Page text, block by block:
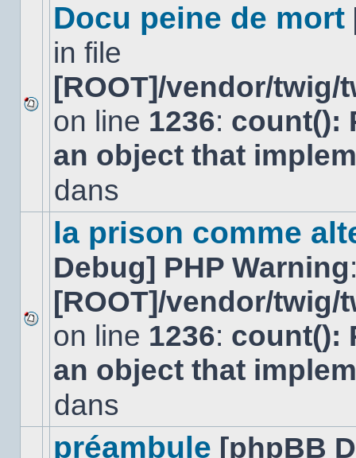
Aucun
nouveau
message
non-
dans
sujet.
Docu peine de mort
in file
[ROOT]/vendor/
on line 1236: count():
an object that
dans
Aucun
nouveau
message
non-
dans
la prison comme
Debug] PHP Warning
[ROOT]/vendor/
on line 1236: count():
an object that
dans
préambule [phpBB